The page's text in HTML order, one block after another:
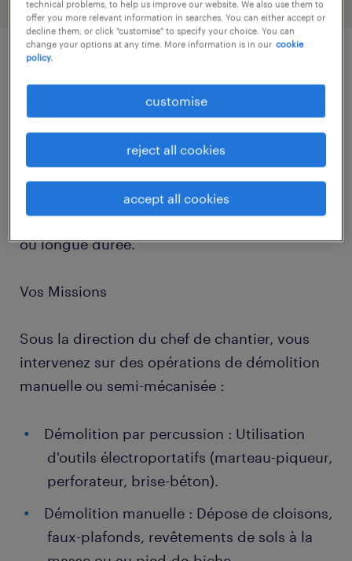
job details
d'équipe est votre force ? Nous préparons nos
futurs chantiers et recherchons des
Manœuvres en démolition H/F motivés pour
rejoindre nos équipes en mission ponctuelle
ou longue durée.
Vos Missions
Sous la direction du chef de chantier, vous
intervenez sur des opérations de démolition
manuelle ou semi-mécanisée :
Démolition par percussion : Utilisation
d'outils électroportatifs (marteau-piqueur,
perforateur, brise-béton).
Démolition manuelle : Dépose de cloisons,
faux-plafonds, revêtements de sols à la
technical problems, to help us improve our website. We also use them to
offer you more relevant information in searches. You can either accept or
decline them, or click "customise" to specify your choice. You can
change your options at any time. More information is in our cookie
policy.
customise
reject all cookies
accept all cookies